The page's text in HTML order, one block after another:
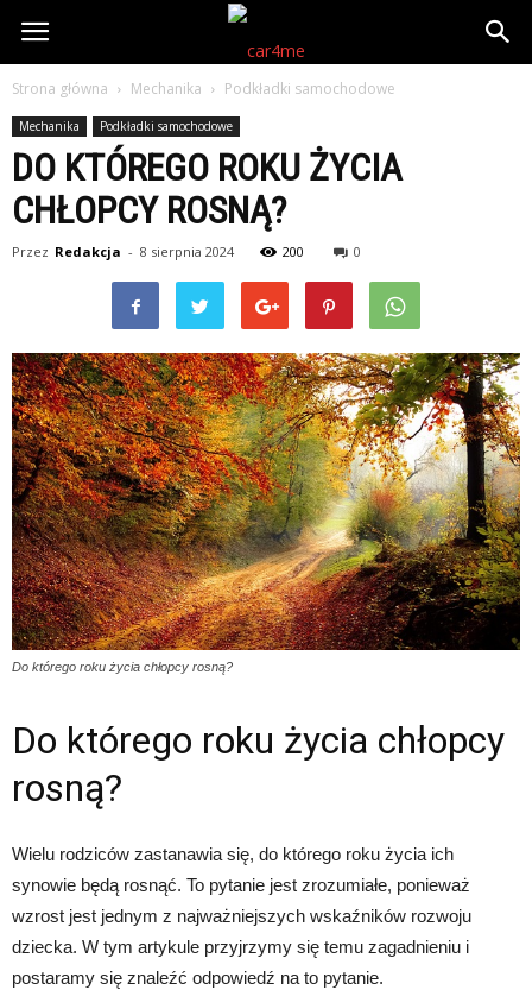
Strona główna Mechanika Podkładki samochodowe
Mechanika Podkładki samochodowe
DO KTÓREGO ROKU ŻYCIA
CHŁOPCY ROSNĄ?
Przez Redakcja - 8 sierpnia 2024 200 0
Do którego roku życia chłopcy rosną?
Do którego roku życia chłopcy
rosną?
Wielu rodziców zastanawia się, do którego roku życia ich
synowie będą rosnąć. To pytanie jest zrozumiałe, ponieważ
wzrost jest jednym z najważniejszych wskaźników rozwoju
dziecka. W tym artykule przyjrzymy się temu zagadnieniu i
postaramy się znaleźć odpowiedź na to pytanie.